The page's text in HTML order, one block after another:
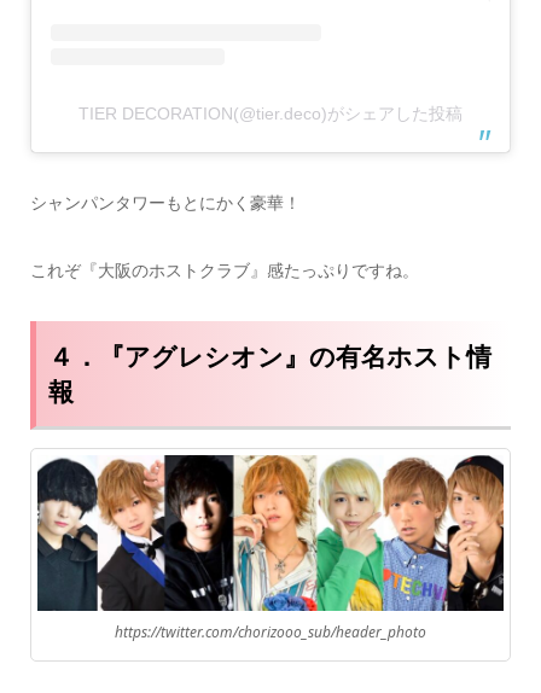
TIER DECORATION(@tier.deco)がシェアした投稿
シャンパンタワーもとにかく豪華！
これぞ『大阪のホストクラブ』感たっぷりですね。
４．『アグレシオン』の有名ホスト情
報
https://twitter.com/chorizooo_sub/header_photo